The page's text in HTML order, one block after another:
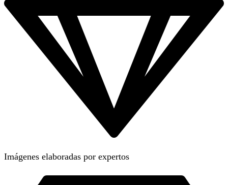
Imágenes elaboradas por expertos